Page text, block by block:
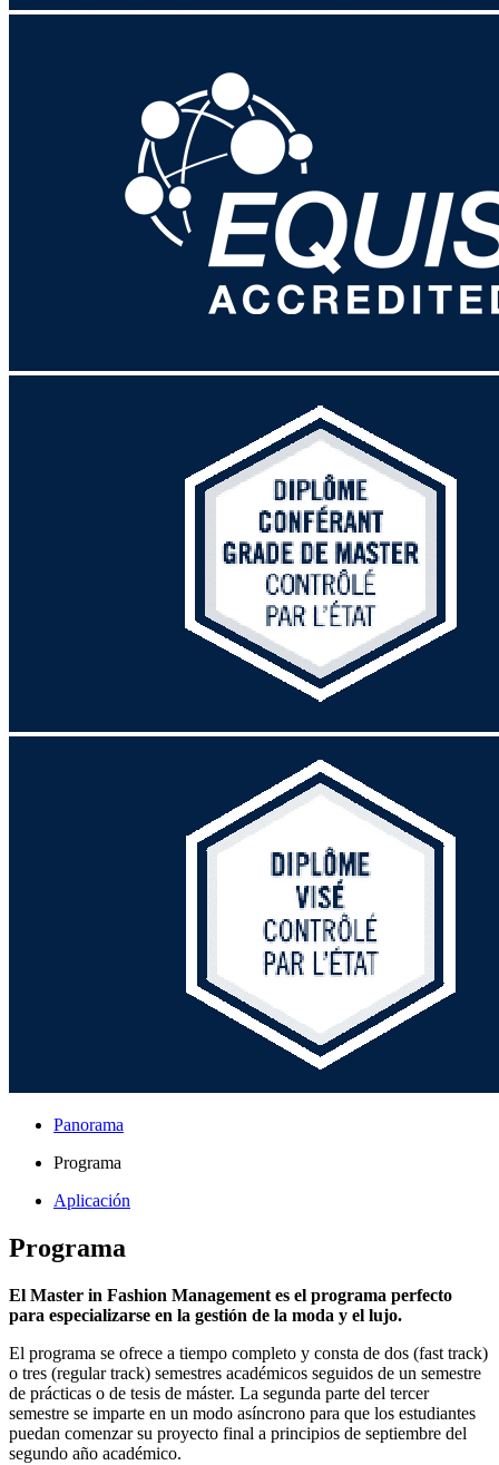
Panorama
Programa
Aplicación
Programa
El Master in Fashion Management es el programa perfecto
para especializarse en la gestión de la moda y el lujo.
El programa se ofrece a tiempo completo y consta de dos (fast track)
o tres (regular track) semestres académicos seguidos de un semestre
de prácticas o de tesis de máster. La segunda parte del tercer
semestre se imparte en un modo asíncrono para que los estudiantes
puedan comenzar su proyecto final a principios de septiembre del
segundo año académico.